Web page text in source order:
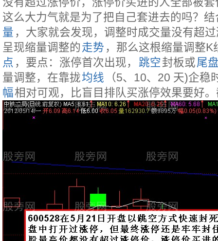
这么大力气就是为了把自己套进去的吗？
量 ，大家就会发现，调整时成交量没有超
呈现缩量调整的走势 ，那么这根缩量调整K
点 ，要点：涨停首次出现， 跳空封板或尾
量调整，在靠拢均线
（5、10、20 天)企稳
幅相对可观，比盲目排队买涨停效果要好